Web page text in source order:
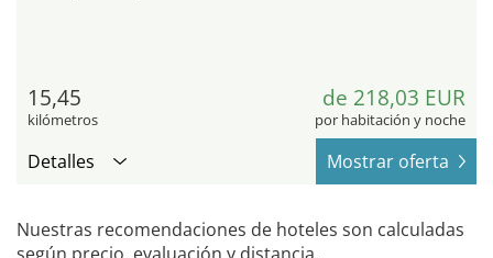
15,45
kilómetros
de 218,03 EUR
por habitación y noche
Detalles Mostrar oferta
Nuestras recomendaciones de hoteles son calculadas